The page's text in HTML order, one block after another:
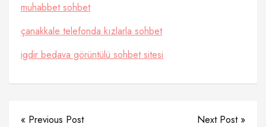
muhabbet sohbet
çanakkale telefonda kızlarla sohbet
igdir bedava görüntülü sohbet sitesi
« Previous Post Next Post »